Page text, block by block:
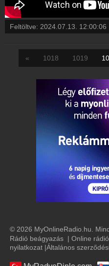
Feltöltve: 2024.07.13. 12:00:06
« 1018 1019
© 2026 MyOnlineRadio.hu.
Rádió beágyazás | Online
nyilatkozat |Általános